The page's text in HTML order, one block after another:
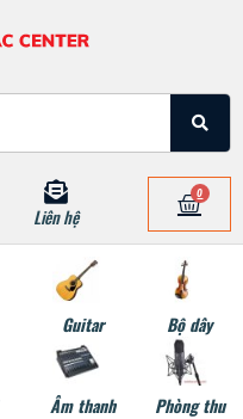
Liên hệ
0
Guitar Bộ dây
Âm thanh Phòng thu